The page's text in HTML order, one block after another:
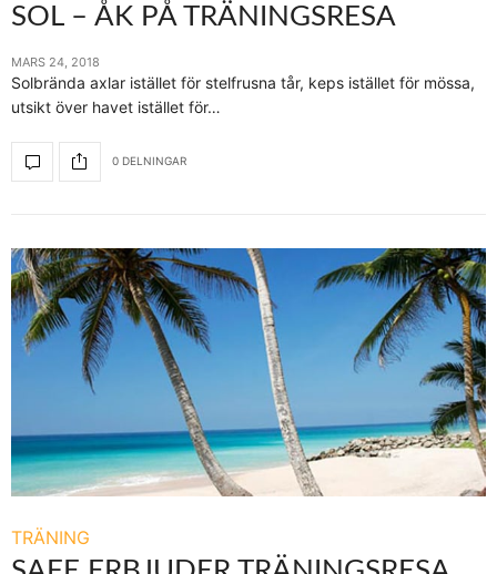
SOL – ÅK PÅ TRÄNINGSRESA
MARS 24, 2018
Solbrända axlar istället för stelfrusna tår, keps istället för mössa,
utsikt över havet istället för…
0 DELNINGAR
TRÄNING